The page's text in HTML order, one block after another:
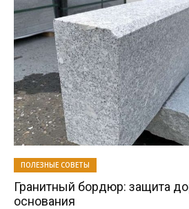
ПОЛЕЗНЫЕ СОВЕТЫ
Гранитный бордюр: защита
основания